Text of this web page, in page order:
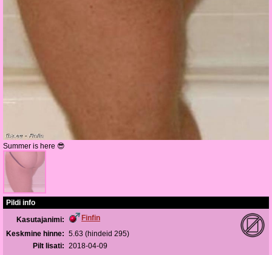
Summer is here 😎
Pildi info
Kasutajanimi:
Finfin
Keskmine hinne: 5.63 (hindeid 295)
Pilt lisati: 2018-04-09